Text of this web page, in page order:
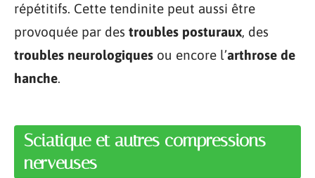
répétitifs. Cette tendinite peut aussi être
provoquée par des troubles posturaux, des
troubles neurologiques ou encore l’arthrose de
hanche.
Sciatique et autres compressions
nerveuses